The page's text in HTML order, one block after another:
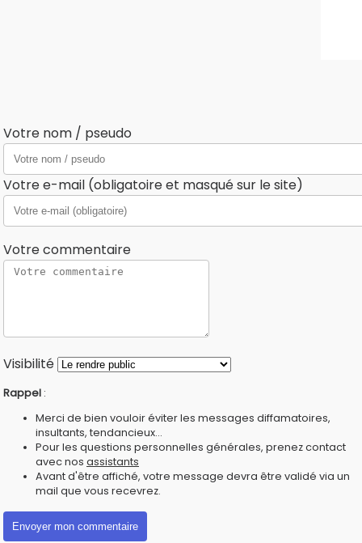
Votre nom / pseudo
Votre e-mail (obligatoire et masqué sur le site)
Votre commentaire
Visibilité
Rappel :
Merci de bien vouloir éviter les messages diffamatoires,
insultants, tendancieux...
Pour les questions personnelles générales, prenez contact
avec nos assistants
Avant d'être affiché, votre message devra être validé via un
mail que vous recevrez.